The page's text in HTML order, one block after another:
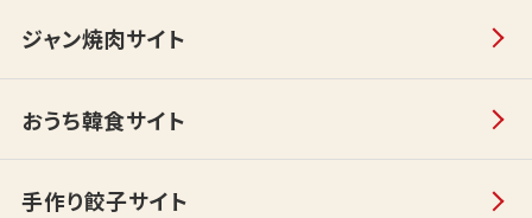
ジャン焼肉サイト
おうち韓食サイト
手作り餃子サイト